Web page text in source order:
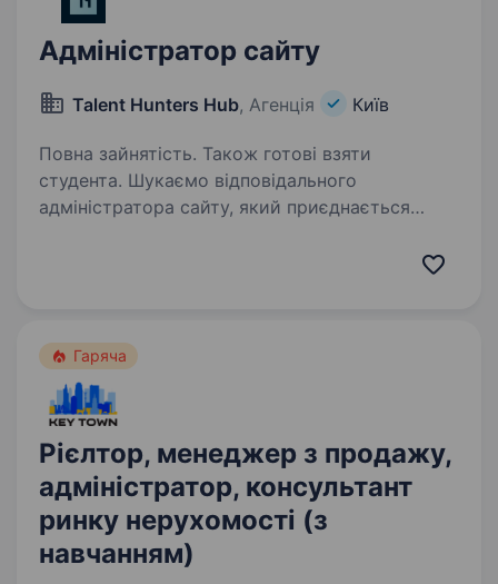
Адміністратор сайту
Talent Hunters Hub, Агенція Київ
Повна зайнятість. Також готові взяти
студента. Шукаємо відповідального
адміністратора сайту, який приєднається
Гаряча
Рієлтор, менеджер з продажу,
адміністратор, консультант
ринку нерухомості (з
навчанням)